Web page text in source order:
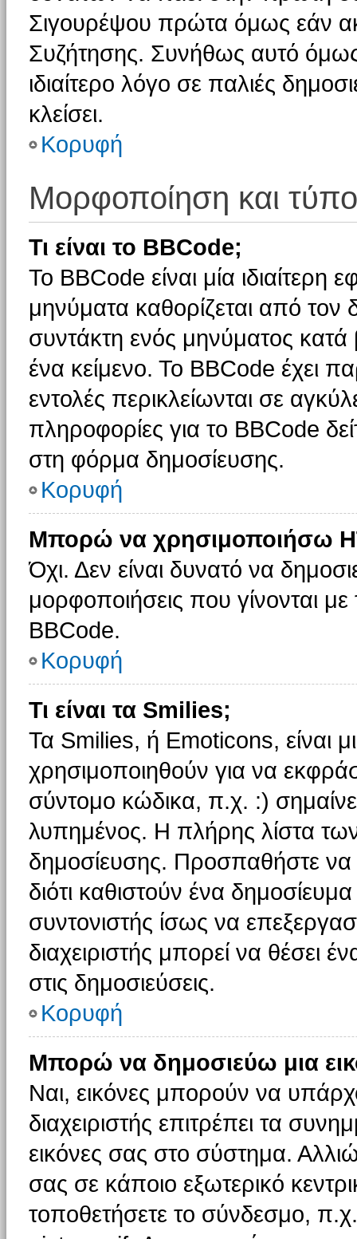
Σιγουρέψου πρώτα όμως εάν
Συζήτησης. Συνήθως αυτό όμως
ιδιαίτερο λόγο σε παλιές
κλείσει.
Κορυφή
Μορφοποίηση και
Τι είναι το BBCode;
Το BBCode είναι μία
μηνύματα καθορίζεται από τον
συντάκτη ενός μηνύματος
ένα κείμενο. Το BBCode έχει
εντολές περικλείωνται σε
πληροφορίες για το BBCode
στη φόρμα δημοσίευσης.
Κορυφή
Μπορώ να χρησιμοποιήσω
Όχι. Δεν είναι δυνατό να
μορφοποιήσεις που γίνονται
BBCode.
Κορυφή
Τι είναι τα Smilies;
Τα Smilies, ή Emoticons, είναι
χρησιμοποιηθούν για να
σύντομο κώδικα, π.χ. :)
λυπημένος. Η πλήρης λίστα των
δημοσίευσης. Προσπαθήστε να
διότι καθιστούν ένα
συντονιστής ίσως να
διαχειριστής μπορεί να θέσει
στις δημοσιεύσεις.
Κορυφή
Μπορώ να δημοσιεύω μια
Ναι, εικόνες μπορούν να
διαχειριστής επιτρέπει τα
εικόνες σας στο σύστημα.
σας σε κάποιο εξωτερικό
τοποθετήσετε το σύνδεσμο,